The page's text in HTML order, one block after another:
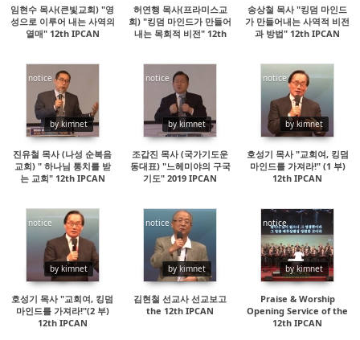
임현수 목사(큰빛교회) "영
성으로 이루어 내는 사역의
열매" 12th IPCAN
허연행 목사(프라미스교
회) "킹덤 마인드가 만들어
내는 목회적 비전" 12th
송상철 목사 "킹덤 마인드
가 만들어내는 사역적 비전
과 방법" 12th IPCAN
notice
by kimnet
19218
진유철 목사 (나성 순복음
교회) " 하나님 통치를 받
는 교회" 12th IPCAN
notice
by kimnet
15439
조갑진 목사 (국가기도운
동대표) "느헤미야의 구국
기도" 2019 IPCAN
notice
by kimnet
14419
호성기 목사 "교회여, 킹덤
마인드를 가져라!" (1 부)
12th IPCAN
notice
by kimnet
14246
호성기 목사 "교회여, 킹덤
마인드를 가져라!"(2 부)
12th IPCAN
notice
by kimnet
145585
김현철 선교사 선교보고
the 12th IPCAN
notice
by kimnet
69135
Praise & Worship
Opening Service of the
12th IPCAN